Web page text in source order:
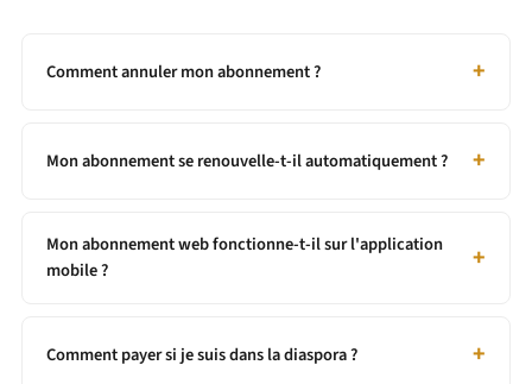
Comment annuler mon abonnement ?
Mon abonnement se renouvelle-t-il automatiquement ?
Mon abonnement web fonctionne-t-il sur l'application
mobile ?
Comment payer si je suis dans la diaspora ?